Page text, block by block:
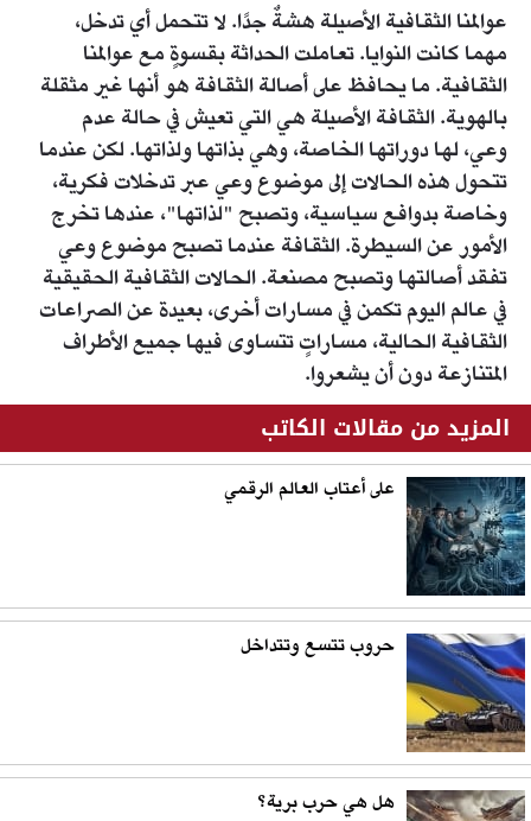
عوالمنا الثقافية الأصيلة هشةٌ جدًا. لا تتحمل أي تدخل،
مهما كانت النوايا. تعاملت الحداثة بقسوةٍ مع عوالمنا
الثقافية. ما يحافظ على أصالة الثقافة هو أنها غير مثقلة
بالهوية. الثقافة الأصيلة هي التي تعيش في حالة عدم
وعي، لها دوراتها الخاصة، وهي بذاتها ولذاتها. لكن عندما
تتحول هذه الحالات إلى موضوع وعي عبر تدخلات فكرية،
وخاصة بدوافع سياسية، وتصبح "لذاتها"، عندها تخرج
الأمور عن السيطرة. الثقافة عندما تصبح موضوع وعي
تفقد أصالتها وتصبح مصنعة. الحالات الثقافية الحقيقية
في عالم اليوم تكمن في مسارات أخرى، بعيدة عن الصراعات
الثقافية الحالية، مساراتٍ تتساوى فيها جميع الأطراف
المتنازعة دون أن يشعروا.
المزيد من مقالات الكاتب
على أعتاب العالم الرقمي
حروب تتسع وتتداخل
هل هي حرب برية؟